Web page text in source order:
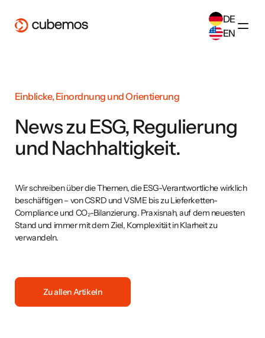
DE
EN
English(EN
Einblicke, Einordnung und Orientierung
News zu ESG, Regulierung
und Nachhaltigkeit.
Wir schreiben über die Themen, die ESG-Verantwortliche wirklich
beschäftigen – von CSRD und VSME bis zu Lieferketten-
Compliance und CO₂-Bilanzierung. Praxisnah, auf dem neuesten
Stand und immer mit dem Ziel, Komplexität in Klarheit zu
verwandeln.
Zu allen Artikeln